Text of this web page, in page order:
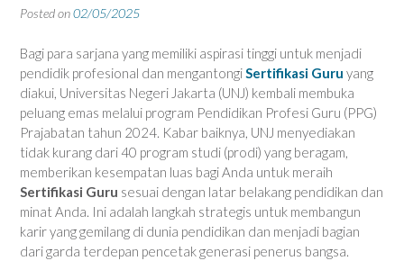
Posted on02/05/2025
Bagi para sarjana yang memiliki aspirasi tinggi untuk menjadi
pendidik profesional dan mengantongi Sertifikasi Guru yang
diakui, Universitas Negeri Jakarta (UNJ) kembali membuka
peluang emas melalui program Pendidikan Profesi Guru (PPG)
Prajabatan tahun 2024. Kabar baiknya, UNJ menyediakan
tidak kurang dari 40 program studi (prodi) yang beragam,
memberikan kesempatan luas bagi Anda untuk meraih
Sertifikasi Guru sesuai dengan latar belakang pendidikan dan
minat Anda. Ini adalah langkah strategis untuk membangun
karir yang gemilang di dunia pendidikan dan menjadi bagian
dari garda terdepan pencetak generasi penerus bangsa.